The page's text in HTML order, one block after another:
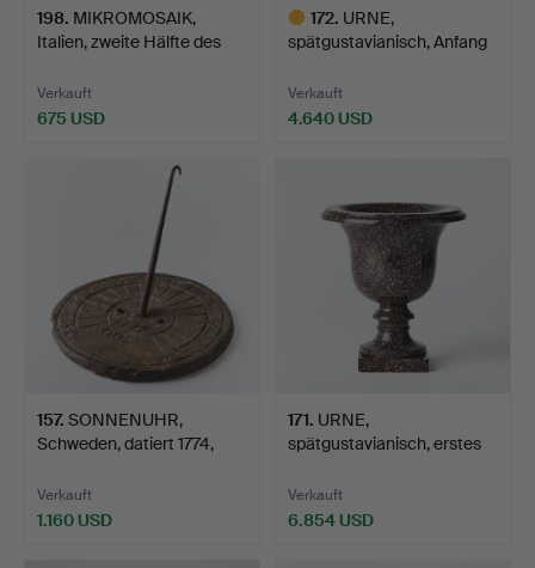
198. MIKROMOSAIK,
Italien, zweite Hälfte des
Verkauft
675 USD
172. URNE,
spätgustavianisch, Anfang
Verkauft
4.640 USD
157. SONNENUHR,
Schweden, datiert 1774,
Verkauft
1.160 USD
171. URNE,
spätgustavianisch, erstes
Verkauft
6.854 USD